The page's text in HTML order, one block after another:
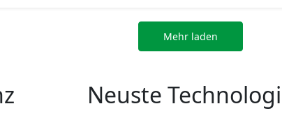
Mehr laden
Neuste